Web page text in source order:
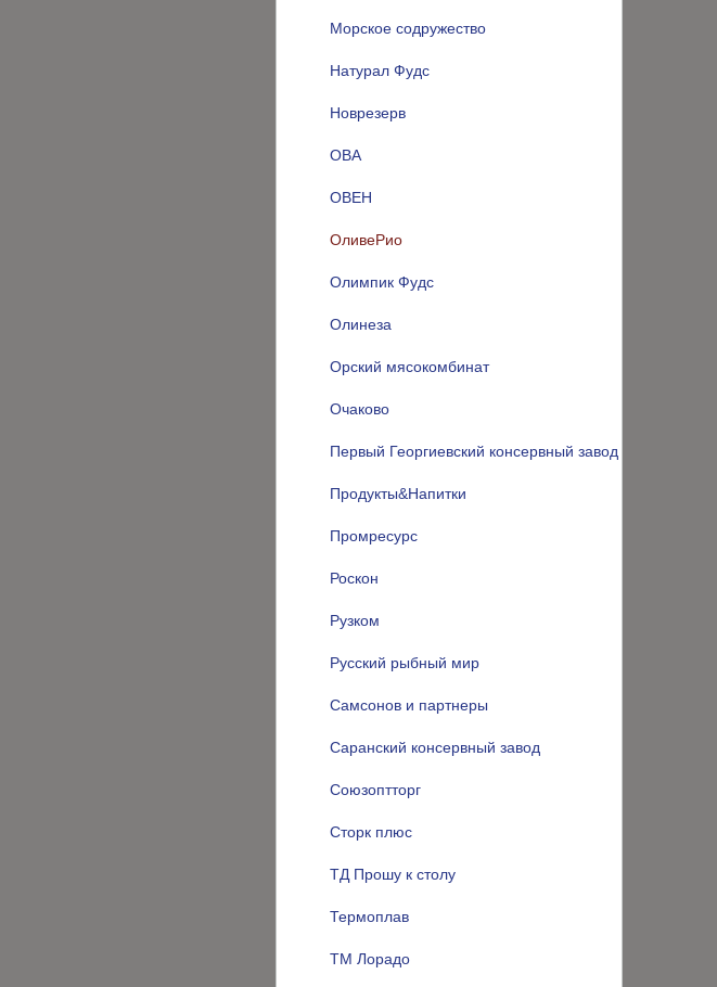
Морское содружество
Натурал Фудс
Новрезерв
ОВА
ОВЕН
ОливеРио
Олимпик Фудс
Олинеза
Орский мясокомбинат
Очаково
Первый Георгиевский консервный завод
Продукты&Напитки
Промресурс
Роскон
Рузком
Русский рыбный мир
Самсонов и партнеры
Саранский консервный завод
Союзоптторг
Сторк плюс
ТД Прошу к столу
Термоплав
ТМ Лорадо